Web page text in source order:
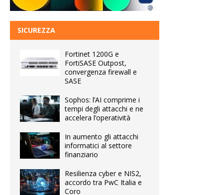
SICUREZZA
Fortinet 1200G e
FortiSASE Outpost,
convergenza firewall e
SASE
Sophos: l’AI comprime i
tempi degli attacchi e ne
accelera l’operatività
In aumento gli attacchi
informatici al settore
finanziario
Resilienza cyber e NIS2,
accordo tra PwC Italia e
Coro